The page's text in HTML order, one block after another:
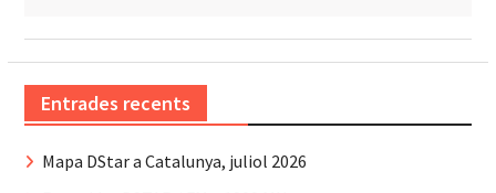
Entrades recents
Mapa DStar a Catalunya, juliol 2026